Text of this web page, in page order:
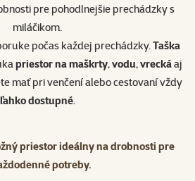
pre pohodlnejšie prechádzky s
miláčikom.
počas každej prechádzky.Taška
priestor na maškrty,vodu,vreckáaj
mať pri venčení alebo cestovaní vždy
ľahko dostupné.
priestor ideálny na drobnosti pre
potreby.